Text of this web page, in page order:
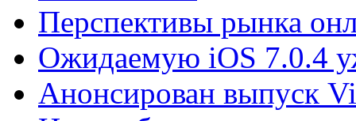
Перспективы рынка
Ожидаемую iOS 7.0.4
Анонсирован выпуск